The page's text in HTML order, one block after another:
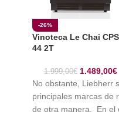
-26%
Vinoteca Le Chai
44 2T
1.999,00€ 1.489,00€
No obstante, Liebherr
principales marcas de
de otra manera. En el